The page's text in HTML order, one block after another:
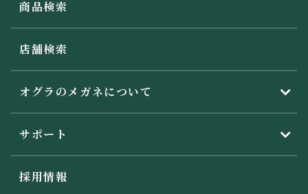
商品検索
店舗検索
オグラのメガネについて
サポート
採用情報